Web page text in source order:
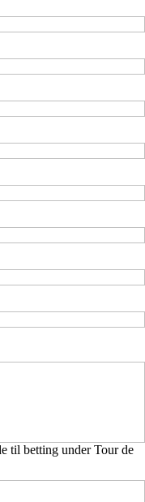
til betting under Tour de